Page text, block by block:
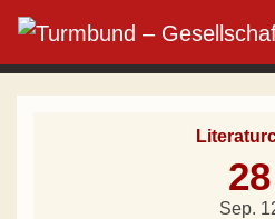
Hauptnavigation
28
Sep.